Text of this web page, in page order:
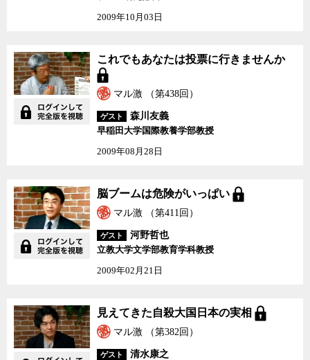
2009年10月03日
これでもあなたは投票に
行きませんか
これでもあなたは投票に行きませんか
マル激 （第438回）
ゲスト
森川友義
早稲田大学国際教養学部教授
2009年08月28日
脳ブームは危険がいっぱ
い
脳ブームは危険がいっぱい
マル激 （第411回）
ゲスト
河野哲也
立教大学文学部教育学科教授
2009年02月21日
見えてきた自殺大国日本
の実相
見えてきた自殺大国日本の実相
マル激 （第382回）
ゲスト
清水康之